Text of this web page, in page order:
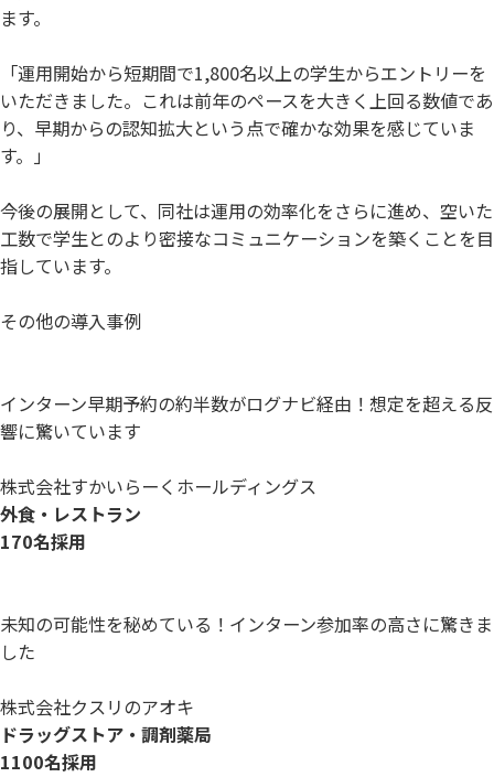
ます。
「運用開始から短期間で1,800名以上の学生からエントリーを
いただきました。これは前年のペースを大きく上回る数値であ
り、早期からの認知拡大という点で確かな効果を感じていま
す。」
今後の展開として、同社は運用の効率化をさらに進め、空いた
工数で学生とのより密接なコミュニケーションを築くことを目
指しています。
その他の導入事例
インターン早期予約の約半数がログナビ経由！想定を超える反
響に驚いています
株式会社すかいらーくホールディングス
外食・レストラン
170名採用
未知の可能性を秘めている！インターン参加率の高さに驚きま
した
株式会社クスリのアオキ
ドラッグストア・調剤薬局
1100名採用